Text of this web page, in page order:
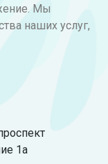
Мы
наших услуг,
1а